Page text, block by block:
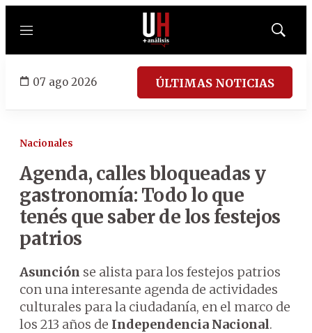
Menú
Mostrar
07 ago 2026 ÚLTIMAS NOTICIAS
Nacionales
Agenda, calles bloqueadas y
gastronomía: Todo lo que
tenés que saber de los festejos
patrios
Asunción se alista para los festejos patrios
con una interesante agenda de actividades
culturales para la ciudadanía, en el marco de
los 213 años de Independencia Nacional.